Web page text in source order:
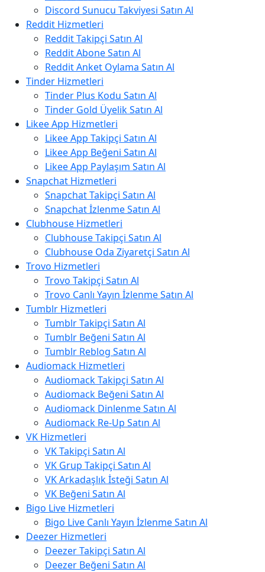
Discord Sunucu Takviyesi Satın Al
Reddit Hizmetleri
Reddit Takipçi Satın Al
Reddit Abone Satın Al
Reddit Anket Oylama Satın Al
Tinder Hizmetleri
Tinder Plus Kodu Satın Al
Tinder Gold Üyelik Satın Al
Likee App Hizmetleri
Likee App Takipçi Satın Al
Likee App Beğeni Satın Al
Likee App Paylaşım Satın Al
Snapchat Hizmetleri
Snapchat Takipçi Satın Al
Snapchat İzlenme Satın Al
Clubhouse Hizmetleri
Clubhouse Takipçi Satın Al
Clubhouse Oda Ziyaretçi Satın Al
Trovo Hizmetleri
Trovo Takipçi Satın Al
Trovo Canlı Yayın İzlenme Satın Al
Tumblr Hizmetleri
Tumblr Takipçi Satın Al
Tumblr Beğeni Satın Al
Tumblr Reblog Satın Al
Audiomack Hizmetleri
Audiomack Takipçi Satın Al
Audiomack Beğeni Satın Al
Audiomack Dinlenme Satın Al
Audiomack Re-Up Satın Al
VK Hizmetleri
VK Takipçi Satın Al
VK Grup Takipçi Satın Al
VK Arkadaşlık İsteği Satın Al
VK Beğeni Satın Al
Bigo Live Hizmetleri
Bigo Live Canlı Yayın İzlenme Satın Al
Deezer Hizmetleri
Deezer Takipçi Satın Al
Deezer Beğeni Satın Al